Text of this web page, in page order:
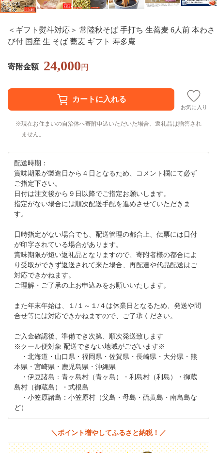
＜ギフト熨斗対応＞ 常陸秋そば 手打ち 生蕎麦 6人前 本わさ
び付 国産 生 そば 蕎麦 ギフト 寿多庵
寄附金額 24,000円
お気に入り
現在お住まいの自治体へ寄附申込いただいた場合、返礼品は贈答され
ません。
配送時期：
賞味期限が製造日から４日となるため、コメント欄にて必ず
ご指定下さい。
日付は注文後から９日以降でご指定お願いします。
指定がない場合には順次配送手配を進めさせていただきま
す。
日時指定がない場合でも、配送管理の都合上、伝票には日付
が印字されている場合があります。
賞味期限が短い返礼品となりますので、寄附者様の都合によ
り受取ができず返送されて来た場合、再配達や代品配送はご
対応できかねます。
ご理解・ご了承の上お申込みをお願いいたします。
また年末年始は、１/１～１/４は休業日となるため、発送や問
合せ等には対応できかねますので、ご了承ください。
ご入金確認後、準備でき次第、順次発送致します
※クール便対象 配送できない地域がございます※
・北海道・山口県・福岡県・佐賀県・長崎県・大分県・熊
本県・宮崎県・鹿児島県・沖縄県
・伊豆諸島：青ヶ島村（青ヶ島）・利島村（利島）・御蔵
島村（御蔵島）・式根島
・小笠原諸島：小笠原村（父島・母島・硫黄島・南鳥島な
ど）
＼ポイント増やしてふるさと納税！／